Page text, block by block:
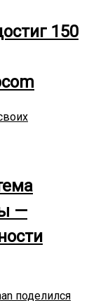
150
—
поделился